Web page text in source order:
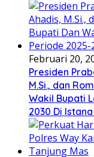
Februari 20,
Presiden
M.Si., dan
Wakil Bupati
2030 Di